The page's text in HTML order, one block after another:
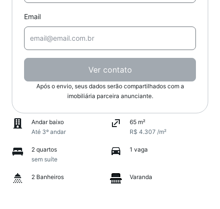
Email
Ver contato
Após o envio, seus dados serão compartilhados com a
imobiliária parceira anunciante.
Andar baixo
Até 3º andar
65 m²
R$ 4.307 /m²
2 quartos
sem suíte
1 vaga
2 Banheiros Varanda